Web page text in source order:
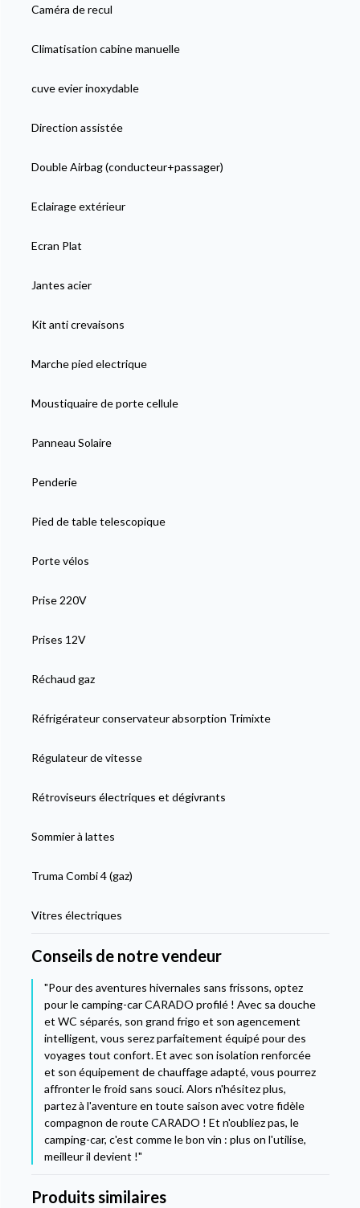
Caméra de recul
Climatisation cabine manuelle
cuve evier inoxydable
Direction assistée
Double Airbag (conducteur+passager)
Eclairage extérieur
Ecran Plat
Jantes acier
Kit anti crevaisons
Marche pied electrique
Moustiquaire de porte cellule
Panneau Solaire
Penderie
Pied de table telescopique
Porte vélos
Prise 220V
Prises 12V
Réchaud gaz
Réfrigérateur conservateur absorption Trimixte
Régulateur de vitesse
Rétroviseurs électriques et dégivrants
Sommier à lattes
Truma Combi 4 (gaz)
Vitres électriques
Conseils de notre vendeur
"Pour des aventures hivernales sans frissons, optez
pour le camping-car CARADO profilé ! Avec sa douche
et WC séparés, son grand frigo et son agencement
intelligent, vous serez parfaitement équipé pour des
voyages tout confort. Et avec son isolation renforcée
et son équipement de chauffage adapté, vous pourrez
affronter le froid sans souci. Alors n'hésitez plus,
partez à l'aventure en toute saison avec votre fidèle
compagnon de route CARADO ! Et n'oubliez pas, le
camping-car, c'est comme le bon vin : plus on l'utilise,
meilleur il devient !"
Produits similaires